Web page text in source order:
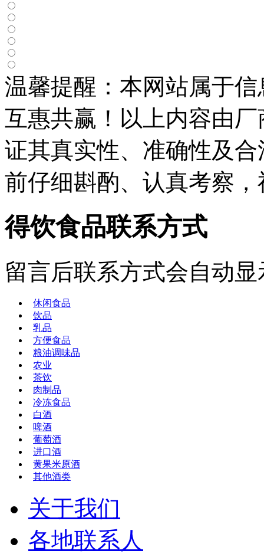
温馨提醒：本网站属于
互惠共赢！以上内容由
证其真实性、准确性及
前仔细斟酌、认真考察
得饮食品联系方式
留言后联系方式会自动显
休闲食品
饮品
乳品
方便食品
粮油调味品
农业
茶饮
肉制品
冷冻食品
白酒
啤酒
葡萄酒
进口酒
黄果米原酒
其他酒类
关于我们
各地联系人